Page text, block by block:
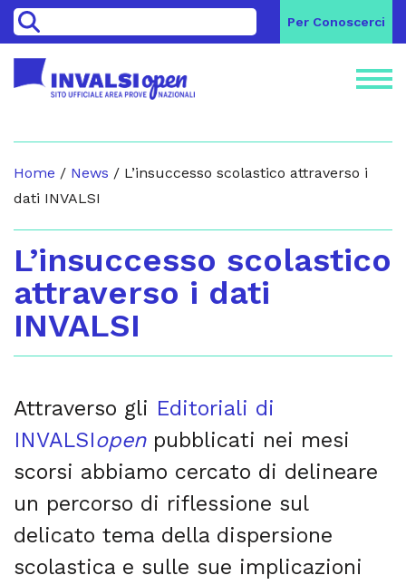
> Per Conoscerci
Home / News / L’insuccesso scolastico attraverso i
dati INVALSI
L’insuccesso scolastico
attraverso i dati
INVALSI
Attraverso gli Editoriali di
INVALSIopenpubblicati nei mesi
scorsi abbiamo cercato di delineare
un percorso di riflessione sul
delicato tema della dispersione
scolastica e sulle sue implicazioni